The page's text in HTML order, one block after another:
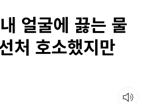
얼굴에 끓는 물
처 호소했지만